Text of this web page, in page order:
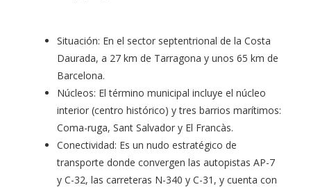
Situación: En el sector septentrional de la Costa
Daurada, a 27 km de Tarragona y unos 65 km de
Barcelona.
Núcleos: El término municipal incluye el núcleo
interior (centro histórico) y tres barrios marítimos:
Coma-ruga, Sant Salvador y El Francàs.
Conectividad: Es un nudo estratégico de
transporte donde convergen las autopistas AP-7
y C-32, las carreteras N-340 y C-31, y cuenta con